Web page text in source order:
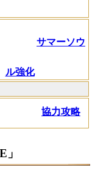
サマーソウ
ル強化
協力攻略